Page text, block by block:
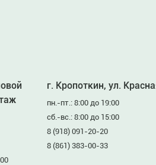
г. Кропоткин, ул.
пн.-пт.: 8:00 до 19:00
сб.-вс.: 8:00 до 15:00
8 (918) 091-20-20
8 (861) 383-00-33